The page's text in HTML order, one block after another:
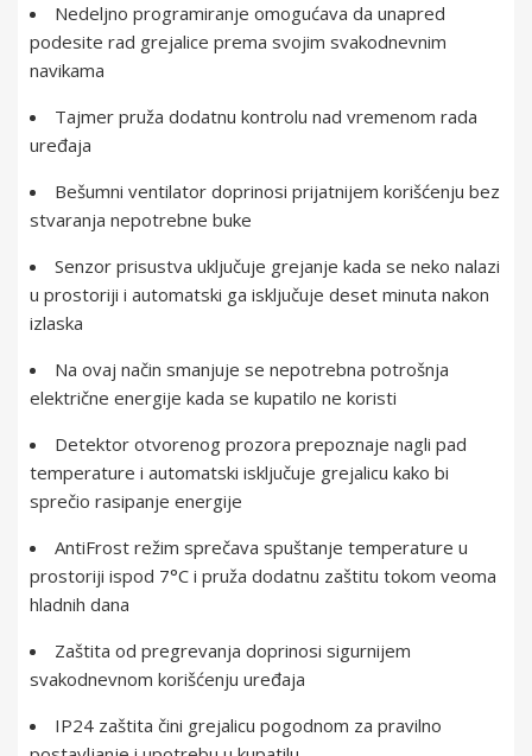
Nedeljno programiranje omogućava da unapred
podesite rad grejalice prema svojim svakodnevnim
navikama
Tajmer pruža dodatnu kontrolu nad vremenom rada
uređaja
Bešumni ventilator doprinosi prijatnijem korišćenju bez
stvaranja nepotrebne buke
Senzor prisustva uključuje grejanje kada se neko nalazi
u prostoriji i automatski ga isključuje deset minuta nakon
izlaska
Na ovaj način smanjuje se nepotrebna potrošnja
električne energije kada se kupatilo ne koristi
Detektor otvorenog prozora prepoznaje nagli pad
temperature i automatski isključuje grejalicu kako bi
sprečio rasipanje energije
AntiFrost režim sprečava spuštanje temperature u
prostoriji ispod 7°C i pruža dodatnu zaštitu tokom veoma
hladnih dana
Zaštita od pregrevanja doprinosi sigurnijem
svakodnevnom korišćenju uređaja
IP24 zaštita čini grejalicu pogodnom za pravilno